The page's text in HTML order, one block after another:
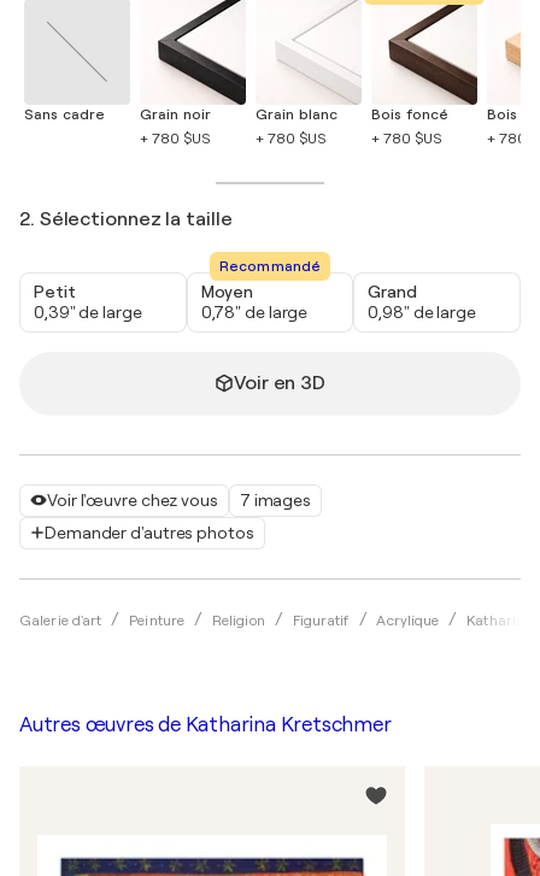
Voir l'œuvre chez vous
7 images
Demander d'autres photos
Galerie d'art Peinture Religion Figuratif Acrylique Katharina
Sans cadre
Grain noir
+ 780 $US
Grain blanc
+ 780 $US
Bois foncé
+ 780 $US
Bois
+ 780
2. Sélectionnez la taille
Petit
0,39" de large
Recommandé
Moyen
0,78" de large
Grand
0,98" de large
Voir en 3D
Autres œuvres de Katharina Kretschmer